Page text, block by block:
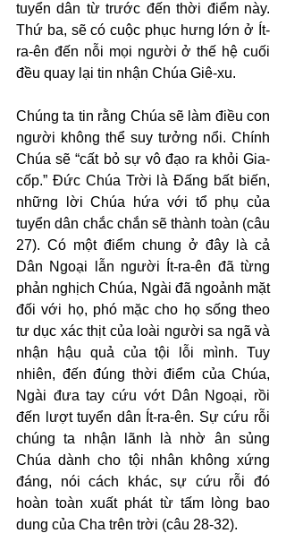
tuyển dân từ trước đến thời điểm này.
Thứ ba, sẽ có cuộc phục hưng lớn ở Ít-
ra-ên đến nỗi mọi người ở thế hệ cuối
đều quay lại tin nhận Chúa Giê-xu.
Chúng ta tin rằng Chúa sẽ làm điều con
người không thể suy tưởng nổi. Chính
Chúa sẽ “cất bỏ sự vô đạo ra khỏi Gia-
cốp.” Đức Chúa Trời là Đấng bất biến,
những lời Chúa hứa với tổ phụ của
tuyển dân chắc chắn sẽ thành toàn (câu
27). Có một điểm chung ở đây là cả
Dân Ngoại lẫn người Ít-ra-ên đã từng
phản nghịch Chúa, Ngài đã ngoảnh mặt
đối với họ, phó mặc cho họ sống theo
tư dục xác thịt của loài người sa ngã và
nhận hậu quả của tội lỗi mình. Tuy
nhiên, đến đúng thời điểm của Chúa,
Ngài đưa tay cứu vớt Dân Ngoại, rồi
đến lượt tuyển dân Ít-ra-ên. Sự cứu rỗi
chúng ta nhận lãnh là nhờ ân sủng
Chúa dành cho tội nhân không xứng
đáng, nói cách khác, sự cứu rỗi đó
hoàn toàn xuất phát từ tấm lòng bao
dung của Cha trên trời (câu 28-32).